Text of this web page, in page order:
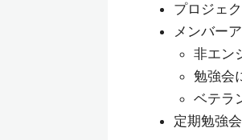
プロジェ
メンバー
非エン
勉強会
ベテラ
定期勉強